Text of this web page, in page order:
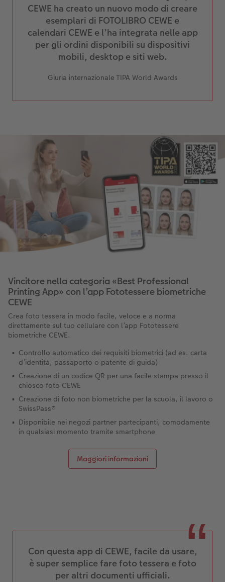
CEWE ha creato un nuovo modo di creare
esemplari di FOTOLIBRO CEWE e
calendari CEWE e l’ha integrata nelle app
per gli ordini disponibili su dispositivi
mobili, desktop e siti web.
Giuria internazionale TIPA World Awards
Vincitore nella categoria «Best Professional
Printing App» con l’app Fototessere biometriche
CEWE
Crea foto tessera in modo facile, veloce e a norma
direttamente sul tuo cellulare con l’app Fototessere
biometriche CEWE.
Controllo automatico dei requisiti biometrici (ad es. carta
d’identità, passaporto o patente di guida)
Creazione di un codice QR per una facile stampa presso il
chiosco foto CEWE
Creazione di foto non biometriche per la scuola, il lavoro o
SwissPass®
Disponibile nei negozi partner partecipanti, comodamente
in qualsiasi momento tramite smartphone
Maggiori informazioni
Con questa app di CEWE, facile da usare,
è super semplice fare foto tessera e foto
per altri documenti ufficiali.